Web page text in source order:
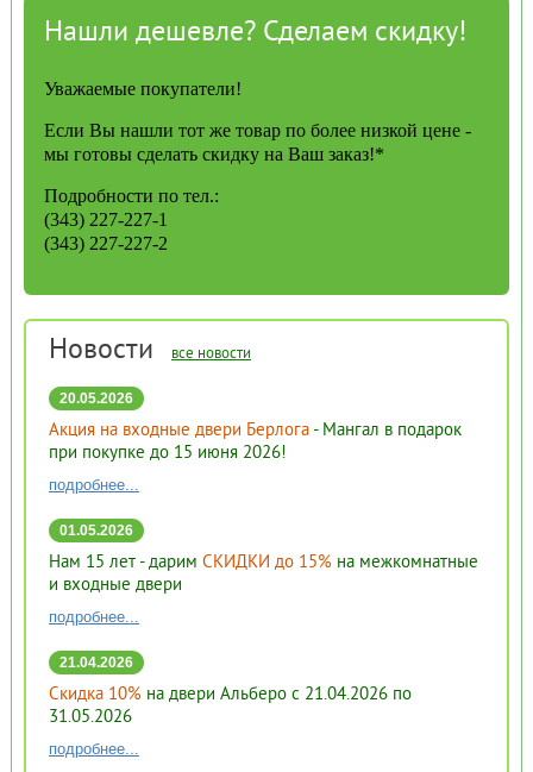
Новости все новости
20.05.2026
Акция на входные двери Берлога- Мангал в подарок
при покупке до 15 июня 2026!
подробнее...
01.05.2026
Нам 15 лет - дарим СКИДКИ до 15% на межкомнатные
и входные двери
подробнее...
21.04.2026
Скидка 10% на двери Альберо с 21.04.2026 по
31.05.2026
подробнее...
Нашли дешевле? Сделаем скидку!
Уважаемые покупатели!
Если Вы нашли тот же товар по более низкой цене -
мы готовы сделать скидку на Ваш заказ!*
Подробности по тел.:
(343) 227-227-1
(343) 227-227-2